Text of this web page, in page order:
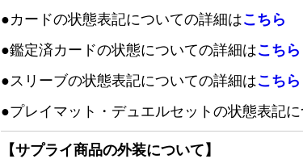
●カードの状態表記についての詳細はこちら
●鑑定済カードの状態についての詳細はこちら
●スリーブの状態表記についての詳細はこちら
●プレイマット・デュエルセットの状態表記
【サプライ商品の外装について】